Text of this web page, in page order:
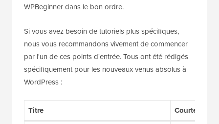
WPBeginner dans le bon ordre.
Si vous avez besoin de tutoriels plus spécifiques,
nous vous recommandons vivement de commencer
par l'un de ces points d'entrée. Tous ont été rédigés
spécifiquement pour les nouveaux venus absolus à
WordPress :
Titre Courte